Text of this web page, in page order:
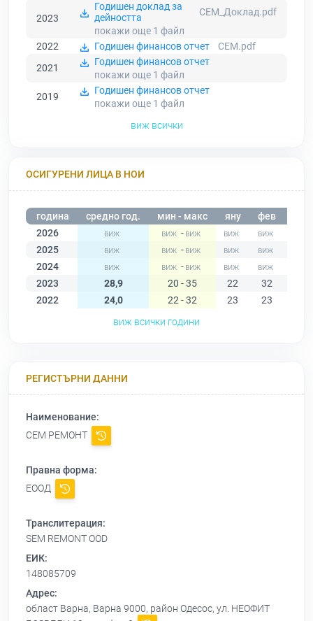
2023
Годишен доклад за
дейността
СЕМ_Доклад.pdf
покажи още 1 файл
2022
Годишен финансов отчет
СЕМ.pdf
2021
Годишен финансов отчет
покажи още 1 файл
2019
Годишен финансов отчет
покажи още 1 файл
виж всички
ОСИГУРЕНИ ЛИЦА В НОИ
година средно год. мин - макс яну фев
2026
-
2025
-
2024
-
2023
28,9 20 - 35 22 32
2022
24,0 22 - 32 23 23
виж всички години
РЕГИСТЪРНИ ДАННИ
Наименование:
СЕМ РЕМОНТ
Правна форма:
ЕООД
Транслитерация:
SEM REMONT OOD
ЕИК:
148085709
Адрес:
област Варна, Варна 9000, район Одесос, ул. НЕОФИТ